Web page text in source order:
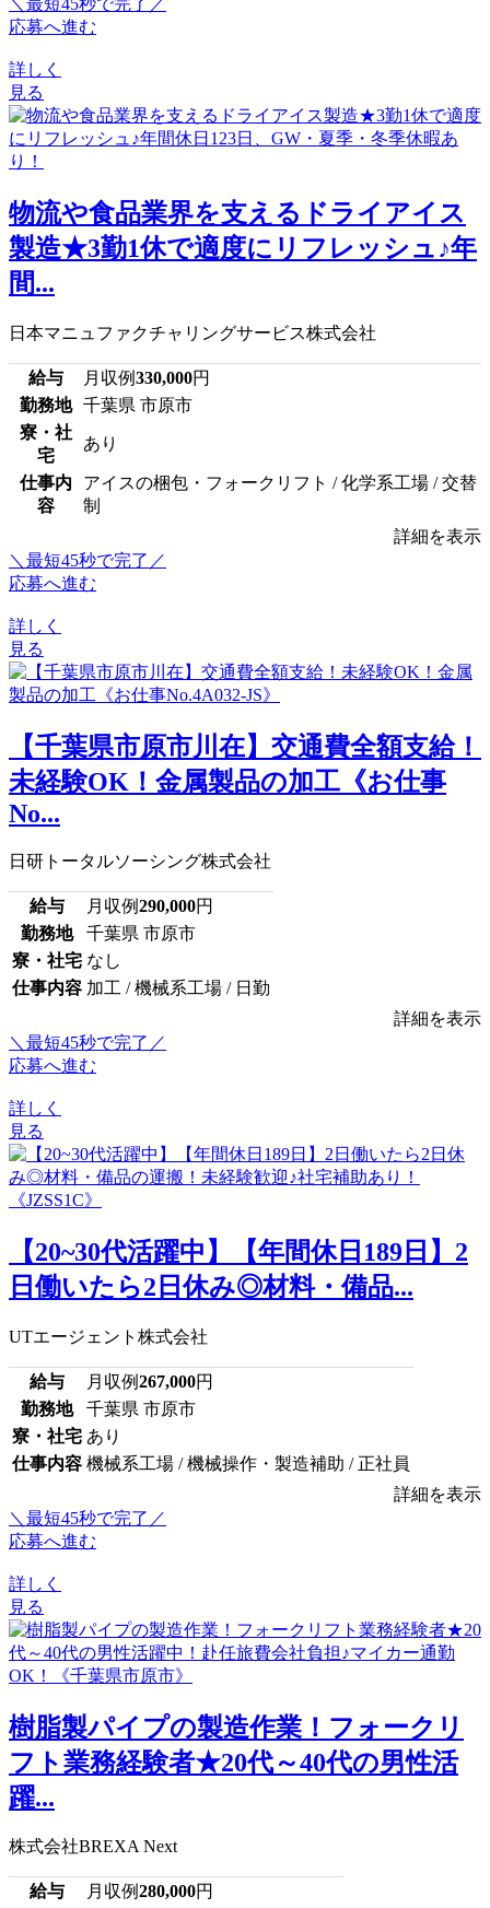
＼最短45秒で完了／
応募へ進む
詳しく
見る
物流や食品業界を支えるドライアイス
製造★3勤1休で適度にリフレッシュ♪年
間...
日本マニュファクチャリングサービス株式会社
給与 月収例330,000円
勤務地
千葉県 市原市
寮・社
宅
あり
仕事内
容
アイスの梱包・フォークリフト / 化学系工場 / 交替
制
詳細を表示
＼最短45秒で完了／
応募へ進む
詳しく
見る
【千葉県市原市川在】交通費全額支給！
未経験OK！金属製品の加工《お仕事
No...
日研トータルソーシング株式会社
給与 月収例290,000円
勤務地
千葉県 市原市
寮・社宅 なし
仕事内容 加工 / 機械系工場 / 日勤
詳細を表示
＼最短45秒で完了／
応募へ進む
詳しく
見る
【20~30代活躍中】【年間休日189日】2
日働いたら2日休み◎材料・備品...
UTエージェント株式会社
給与 月収例267,000円
勤務地
千葉県 市原市
寮・社宅 あり
仕事内容 機械系工場 / 機械操作・製造補助 / 正社員
詳細を表示
＼最短45秒で完了／
応募へ進む
詳しく
見る
樹脂製パイプの製造作業！フォークリ
フト業務経験者★20代～40代の男性活
躍...
株式会社BREXA Next
給与 月収例280,000円